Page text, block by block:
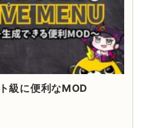
級に便利なMOD